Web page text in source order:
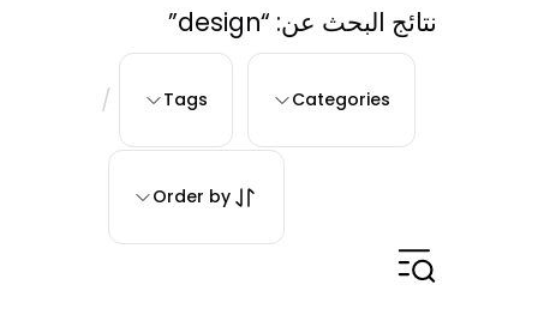
نتائج البحث عن: “design”
Categories
Tags
/
Order by